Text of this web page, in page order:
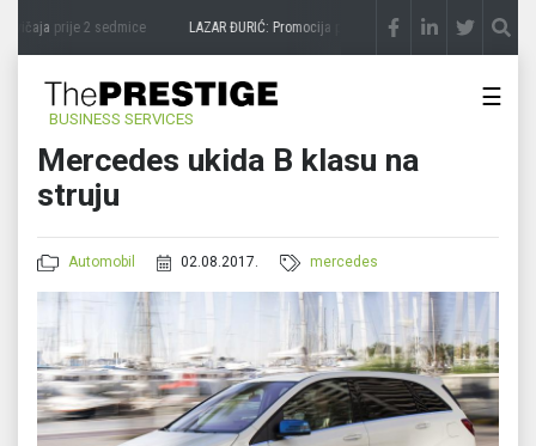
prije 2 sedmice LAZAR ĐURIĆ: Promocija potencijal pretvara u destinaciju
BUSINESS SERVICES
☰
Mercedes ukida B klasu na
struju
Automobil 02.08.2017. mercedes